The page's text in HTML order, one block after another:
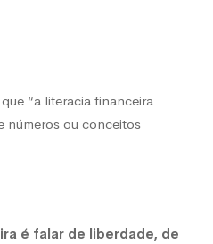
“a literacia financeira
números ou conceitos
é falar de liberdade, de